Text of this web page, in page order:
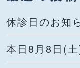
休診日のお知
本日8月8日(土